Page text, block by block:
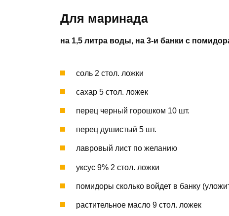
Для маринада
на 1,5 литра воды, на 3-и банки с
соль 2 стол. ложки
сахар 5 стол. ложек
перец черный горошком 10 шт.
перец душистый 5 шт.
лавровый лист по желанию
уксус 9% 2 стол. ложки
помидоры сколько войдет в банку
растительное масло 9 стол. ложек